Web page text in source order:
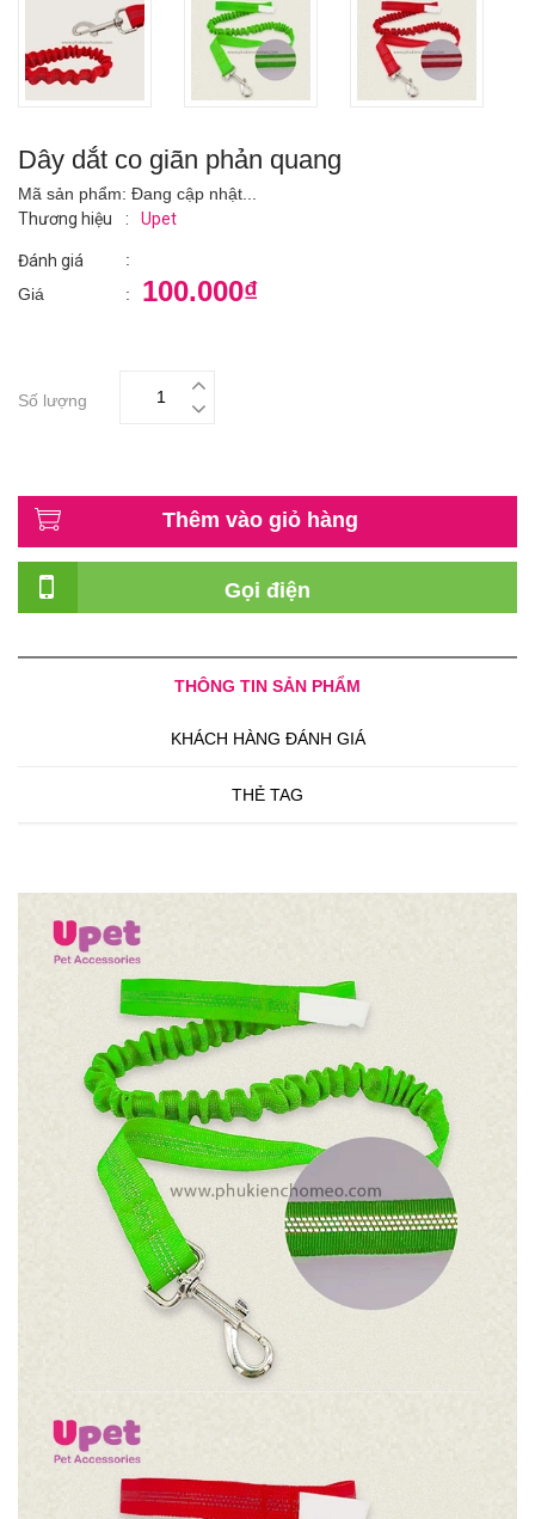
Dây dắt co giãn phản quang
Mã sản phẩm: Đang cập nhật...
Thương hiệu
: Upet
Đánh giá
:
Giá
: 100.000₫
Số lượng
Thêm vào giỏ hàng
Gọi điện
THÔNG TIN SẢN PHẨM
KHÁCH HÀNG ĐÁNH GIÁ
THẺ TAG